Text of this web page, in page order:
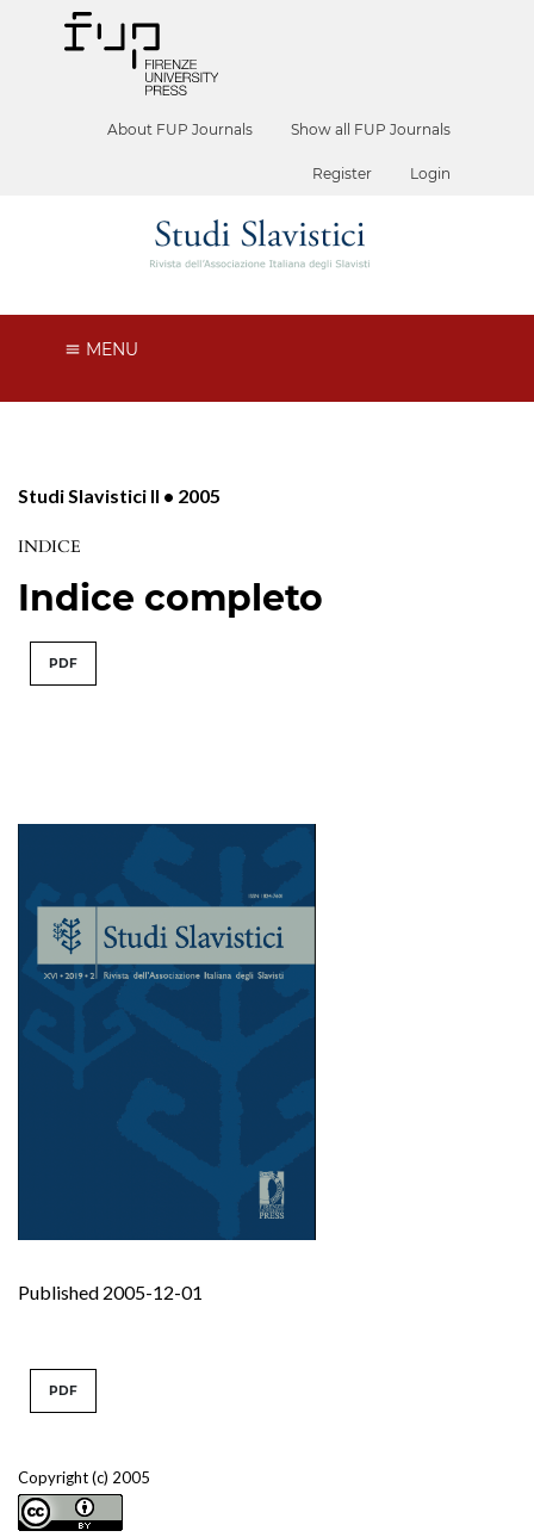
About FUP Journals Show all FUP Journals
Register Login
MENU
Studi Slavistici II • 2005
INDICE
Indice completo
PDF
Published 2005-12-01
Copyright (c) 2005
PDF